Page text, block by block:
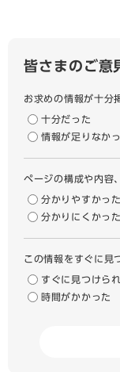
皆さまのご意
お求めの情報が十分
十分だった
情報が足りなか
ページの構成や内容
分かりやすかった
分かりにくかった
この情報をすぐに見
すぐに見つけら
時間がかかった